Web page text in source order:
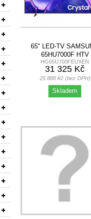
65" LED-TV
65HU7000F HTV
HG65U700FEUXEN
31 325 Kč
25 888 Kč (bez DPH)
Skladem